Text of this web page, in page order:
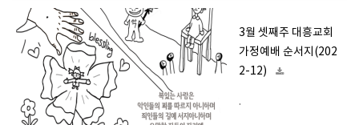
3월 셋째주 대흥교회
가정예배 순서지(202
2-12)
.